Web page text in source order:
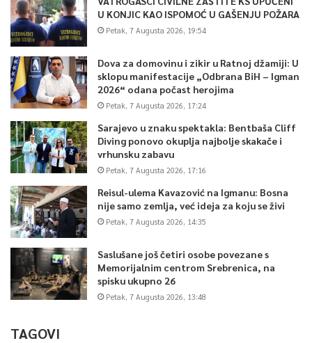
U KONJIC KAO ISPOMOĆ U GAŠENJU POŽARA
Petak, 7 Augusta 2026, 19:54
Dova za domovinu i zikir u Ratnoj džamiji: U
sklopu manifestacije „Odbrana BiH – Igman
2026“ odana počast herojima
Petak, 7 Augusta 2026, 17:24
Sarajevo u znaku spektakla: Bentbaša Cliff
Diving ponovo okuplja najbolje skakače i
vrhunsku zabavu
Petak, 7 Augusta 2026, 17:16
Reisul-ulema Kavazović na Igmanu: Bosna
nije samo zemlja, već ideja za koju se živi
Petak, 7 Augusta 2026, 14:35
Saslušane još četiri osobe povezane s
Memorijalnim centrom Srebrenica, na
spisku ukupno 26
Petak, 7 Augusta 2026, 13:48
TAGOVI